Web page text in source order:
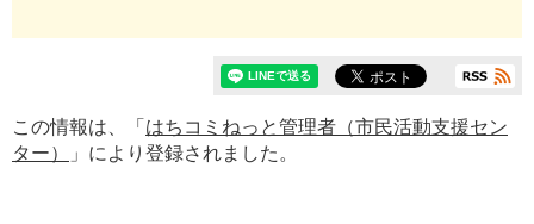
この情報は、「 はちコミねっと管理者（市民活動支援セン
ター）
」により登録されました。